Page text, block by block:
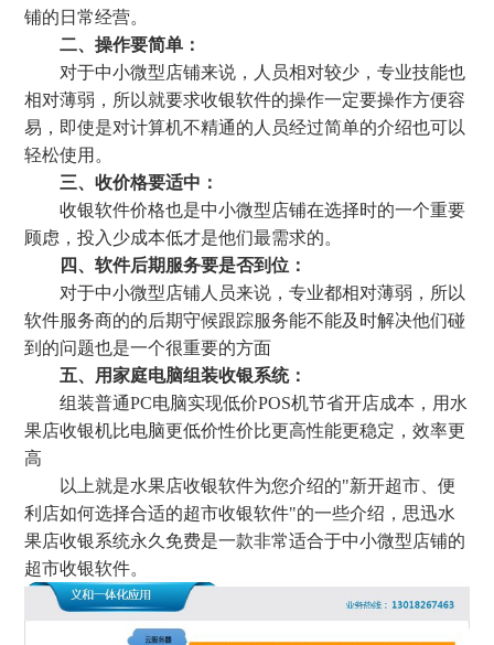
铺的日常经营。
二、操作要简单：
对于中小微型店铺来说，人员相对较少，专业技能也
相对薄弱，所以就要求收银软件的操作一定要操作方便容
易，即使是对计算机不精通的人员经过简单的介绍也可以
轻松使用。
三、收价格要适中：
收银软件价格也是中小微型店铺在选择时的一个重要
顾虑，投入少成本低才是他们最需求的。
四、软件后期服务要是否到位：
对于中小微型店铺人员来说，专业都相对薄弱，所以
软件服务商的的后期守候跟踪服务能不能及时解决他们碰
到的问题也是一个很重要的方面
五、用家庭电脑组装收银系统：
组装普通PC电脑实现低价POS机节省开店成本，用水
果店收银机比电脑更低价性价比更高性能更稳定，效率更
高
以上就是水果店收银软件为您介绍的"新开超市、便
利店如何选择合适的超市收银软件"的一些介绍，思迅水
果店收银系统永久免费是一款非常适合于中小微型店铺的
超市收银软件。